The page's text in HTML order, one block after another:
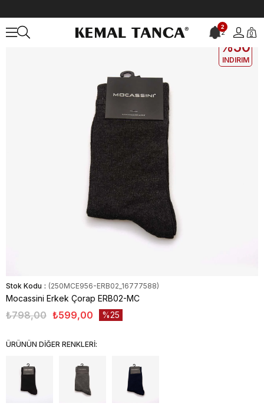
2
2 0
2. ÜRÜNE
%50
INDIRIM
Stok Kodu (250MCE956-ERB02_16777588)
Mocassini Erkek Çorap ERB02-MC
₺798,00 ₺599,00 25
ÜRÜNÜN DİĞER RENKLERİ: